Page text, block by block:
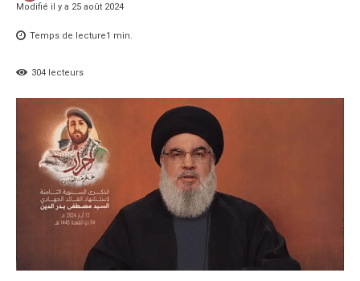
Modifié il y a 25 août 2024
Temps de lecture1 min.
304 lecteurs